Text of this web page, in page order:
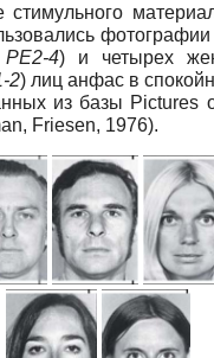
стимульного
PE2-4) и четырех
2) лиц анфас в
из базы Pictures
Friesen, 1976).